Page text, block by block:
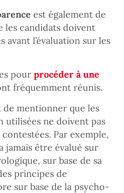
est également de
les candidats doivent
l’évaluation sur les
pour procéder à une
fréquemment réunis.
mentionner que les
utilisées ne doivent pas
Par exemple,
jamais être évalué sur
sur base de sa
principes de
sur base de la psycho-